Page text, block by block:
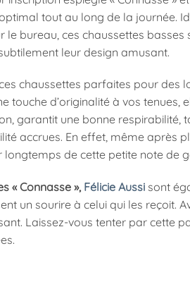
tout au long de la journée.
le bureau, ces chaussettes
leur design amusant.
chaussettes parfaites pour des
touche d’originalité à vos
garantit une bonne respirabilité,
accrues. En effet, même après
de cette petite note de
« Connasse », Félicie Aussisont
un sourire à celui qui les reçoit.
Laissez-vous tenter par cette